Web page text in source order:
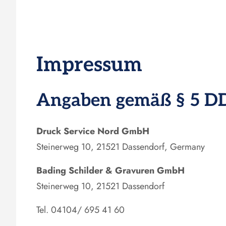
Impressum
Angaben gemäß § 5
Druck Service Nord GmbH
Steinerweg 10, 21521 Dassendorf, Germany
Bading Schilder & Gravuren GmbH
Steinerweg 10, 21521 Dassendorf
Tel. 04104/ 695 41 60